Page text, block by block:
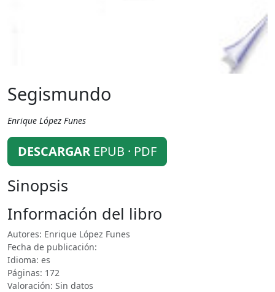
Segismundo
Enrique López Funes
DESCARGAR EPUB · PDF
Sinopsis
Información del libro
Autores: Enrique López Funes
Fecha de publicación:
Idioma: es
Páginas: 172
Valoración: Sin datos